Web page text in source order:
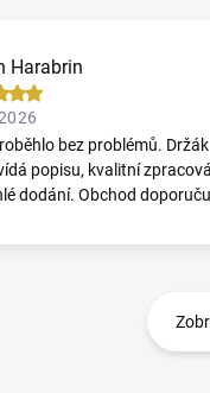
Harabrin
bez problémů. Držák
popisu, kvalitní
dodání. Obchod